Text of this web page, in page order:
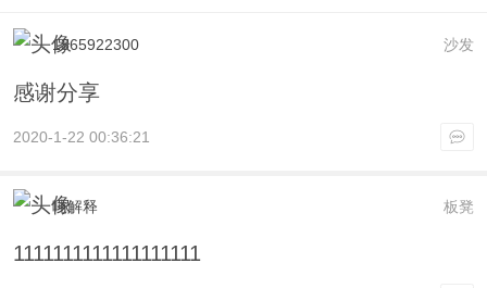
沙发
1365922300
感谢分享
2020-1-22 00:36:21
板凳
吨解释
1111111111111111111